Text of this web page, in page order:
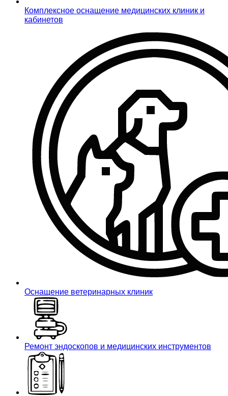
Комплексное оснащение медицинских клиник и
кабинетов
Оснащение ветеринарных клиник
Ремонт эндоскопов и медицинских инструментов